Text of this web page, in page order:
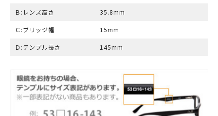
Ｂ:レンズ高さ 35.8mm
Ｃ:ブリッジ幅 15mm
Ｄ:テンプル長さ 145mm